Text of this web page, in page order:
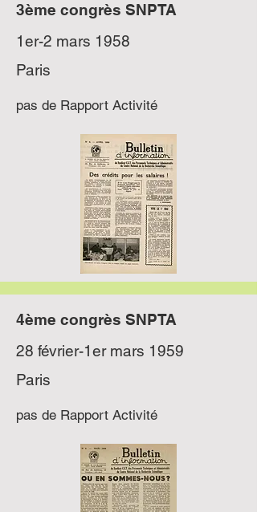
3ème congrès SNPTA
1er-2 mars 1958
Paris
pas de Rapport Activité
4ème congrès SNPTA
28 février-1er mars 1959
Paris
pas de Rapport Activité